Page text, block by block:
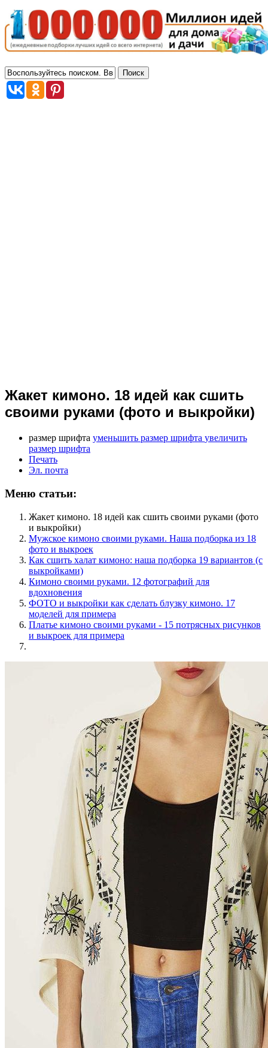
Жакет кимоно. 18 идей как сшить
своими руками (фото и выкройки)
размер шрифта уменьшить размер шрифта увеличить
размер шрифта
Печать
Эл. почта
Меню статьи:
Жакет кимоно. 18 идей как сшить своими руками (фото
и выкройки)
Мужское кимоно своими руками. Наша подборка из 18
фото и выкроек
Как сшить халат кимоно: наша подборка 19 вариантов (с
выкройками)
Кимоно своими руками. 12 фотографий для
вдохновения
ФОТО и выкройки как сделать блузку кимоно. 17
моделей для примера
Платье кимоно своими руками - 15 потрясных рисунков
и выкроек для примера